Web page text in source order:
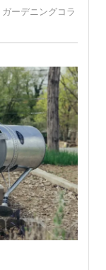
ガーデニングコラ